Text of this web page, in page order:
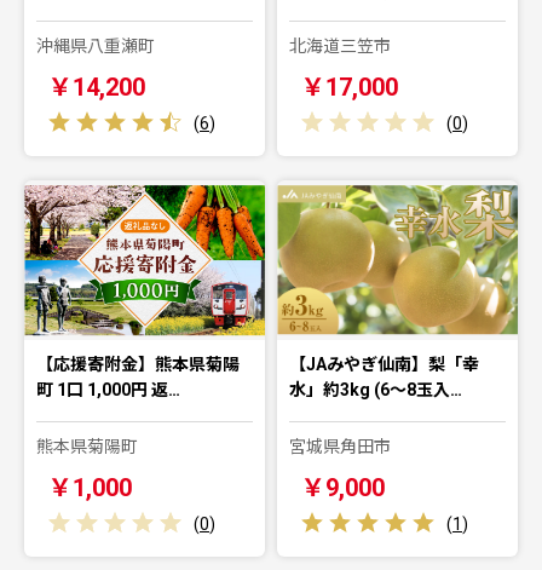
沖縄県八重瀬町
￥14,200
(6)
北海道三笠市
￥17,000
(0)
【応援寄附金】熊本県菊陽
町 1口 1,000円 返…
熊本県菊陽町
￥1,000
(0)
【JAみやぎ仙南】梨「幸
水」約3kg (6～8玉入…
宮城県角田市
￥9,000
(1)